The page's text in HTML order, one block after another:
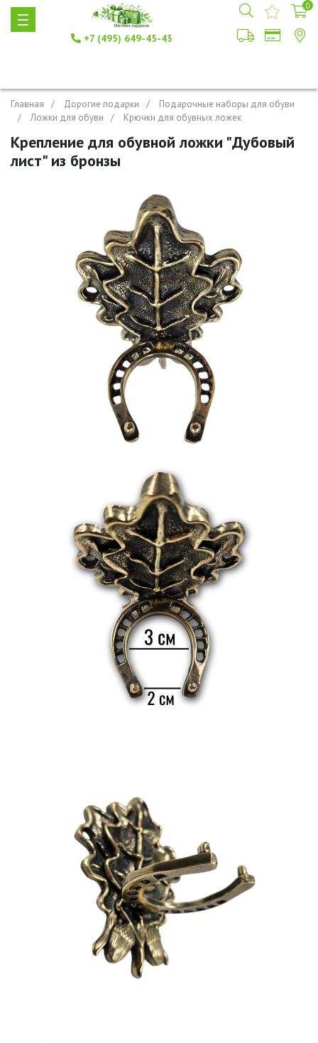
+7 (495) 649-45-43
0
Главная Дорогие подарки
Подарочные наборы для обуви
Ложки для обуви
Крючки для обувных ложек
Крепление для обувной ложки "Дубовый
лист" из бронзы